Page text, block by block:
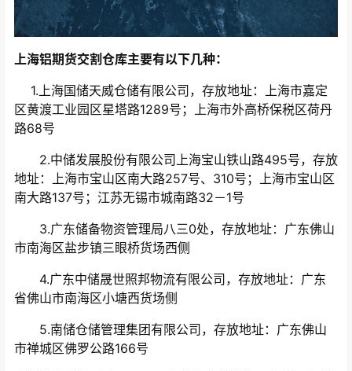
上海铝期货交割仓库主要有以下几种：
1.上海国储天威仓储有限公司，存放地址：上海市嘉定
区黄渡工业园区星塔路1289号；上海市外高桥保税区荷丹
路68号
2.中储发展股份有限公司上海宝山铁山路495号，存放
地址：上海市宝山区南大路257号、310号；上海市宝山区
南大路137号；江苏无锡市城南路32－1号
3.广东储备物资管理局八三0处，存放地址：广东佛山
市南海区盐步镇三眼桥货场西侧
4.广东中储晟世照邦物流有限公司，存放地址：广东
省佛山市南海区小塘西货场侧
5.南储仓储管理集团有限公司，存放地址：广东佛山
市禅城区佛罗公路166号